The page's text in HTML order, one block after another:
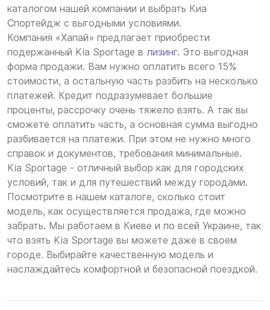
каталогом нашей компании и выбрать Киа
Спортейдж с выгодными условиями.
Компания «Хапай» предлагает приобрести
подержанный Kia Sportage в лизинг. Это выгодная
форма продажи. Вам нужно оплатить всего 15%
стоимости, а остальную часть разбить на несколько
платежей. Кредит подразумевает большие
проценты, рассрочку очень тяжело взять. А так вы
сможете оплатить часть, а основная сумма выгодно
разбивается на платежи. При этом не нужно много
справок и документов, требования минимальные.
Kia Sportage - отличный выбор как для городских
условий, так и для путешествий между городами.
Посмотрите в нашем каталоге, сколько стоит
модель, как осуществляется продажа, где можно
забрать. Мы работаем в Киеве и по всей Украине, так
что взять Kia Sportage вы можете даже в своем
городе. Выбирайте качественную модель и
наслаждайтесь комфортной и безопасной поездкой.